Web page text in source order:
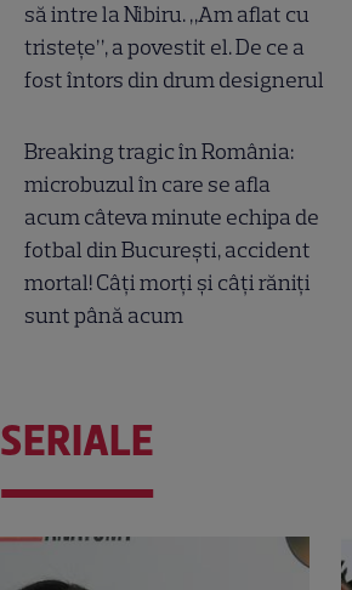
să intre la Nibiru. „Am aflat cu
tristețe”, a povestit el. De ce a
fost întors din drum designerul
Breaking tragic în România:
microbuzul în care se afla
acum câteva minute echipa de
fotbal din București, accident
mortal! Câți morți și câți răniți
sunt până acum
SERIALE